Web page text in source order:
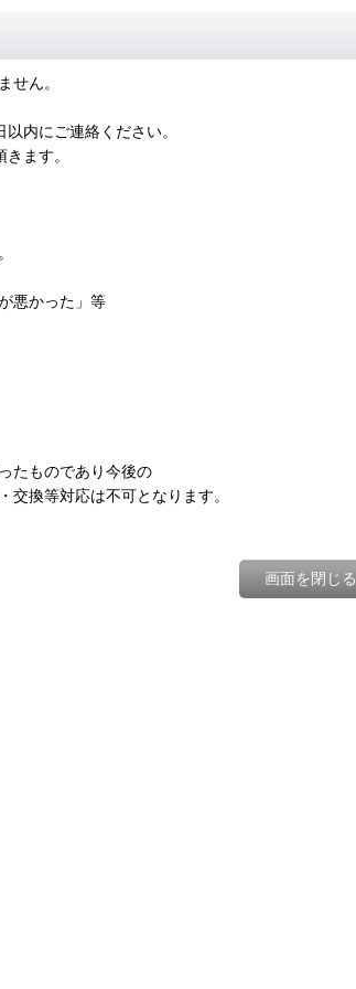
せん。
内にご連絡ください。
ます。
悪かった」等
たものであり今後の
換等対応は不可となります。
画面を閉じる